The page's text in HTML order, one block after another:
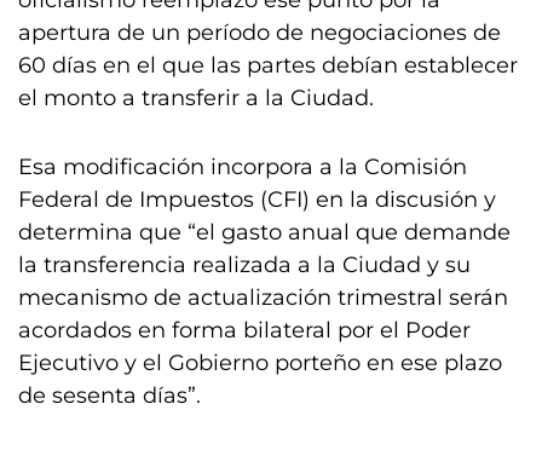
apertura de un período de negociaciones de
60 días en el que las partes debían establecer
el monto a transferir a la Ciudad.
Esa modificación incorpora a la Comisión
Federal de Impuestos (CFI) en la discusión y
determina que “el gasto anual que demande
la transferencia realizada a la Ciudad y su
mecanismo de actualización trimestral serán
acordados en forma bilateral por el Poder
Ejecutivo y el Gobierno porteño en ese plazo
de sesenta días”.